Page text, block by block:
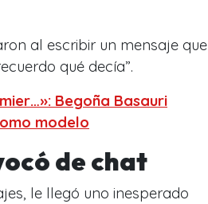
al escribir un mensaje que
qué decía”.
Begoña Basauri
modelo
de chat
le llegó uno inesperado